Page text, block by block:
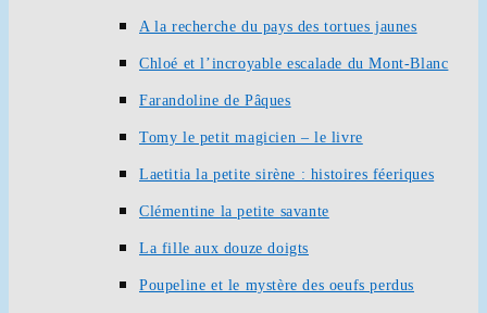
A la recherche du pays des tortues jaunes
Chloé et l’incroyable escalade du Mont-Blanc
Farandoline de Pâques
Tomy le petit magicien – le livre
Laetitia la petite sirène : histoires féeriques
Clémentine la petite savante
La fille aux douze doigts
Poupeline et le mystère des oeufs perdus